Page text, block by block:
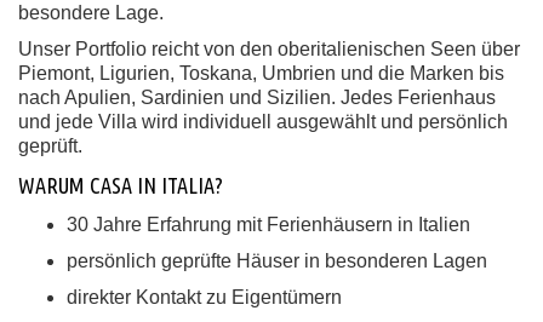
besondere Lage.
Unser Portfolio reicht von den oberitalienischen Seen über
Piemont, Ligurien, Toskana, Umbrien und die Marken bis
nach Apulien, Sardinien und Sizilien. Jedes Ferienhaus
und jede Villa wird individuell ausgewählt und persönlich
geprüft.
WARUM CASA IN ITALIA?
30 Jahre Erfahrung mit Ferienhäusern in Italien
persönlich geprüfte Häuser in besonderen Lagen
direkter Kontakt zu Eigentümern